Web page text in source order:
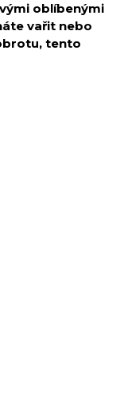
oblíbenými
vařit nebo
tento